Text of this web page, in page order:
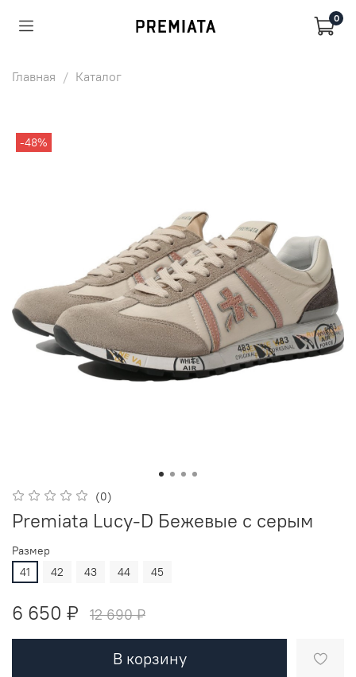
0
Главная Каталог
-48%
(0)
Premiata Lucy-D Бежевые с серым
Размер
41
42 43 44 45
6 650 ₽ 12 690 ₽
В корзину